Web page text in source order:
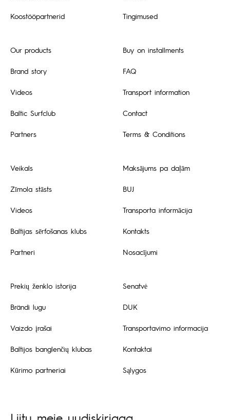
Koostööpartnerid
Our products
Brand story
Videos
Baltic Surfclub
Partners
Veikals
Zīmola stāsts
Videos
Baltijas sērfošanas klubs
Partneri
Prekių ženklo istorija
Brändi lugu
Vaizdo įrašai
Baltijos banglenčių klubas
Kūrimo partneriai
Tingimused
Buy on installments
FAQ
Transport information
Contact
Terms & Conditions
Maksājums pa daļām
BUJ
Transporta informācija
Kontakts
Nosacījumi
Senatvė
DUK
Transportavimo informacija
Kontaktai
Sąlygos